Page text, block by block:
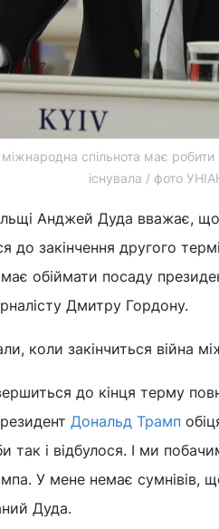
спільнота має робити
існувала / фото
Анджей Дуда вважає, що
до закінчення другого
обіймати посаду
Дмитру Гордону.
коли закінчиться війна
до кінця терму
Дональд Трамп
так і відбулося. І ми
У мене немає сумнівів,
Дуда.